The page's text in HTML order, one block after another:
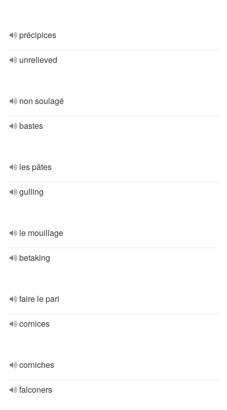
précipices
unrelieved
non soulagé
bastes
les pâtes
gulling
le mouillage
betaking
faire le pari
cornices
corniches
falconers